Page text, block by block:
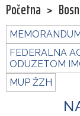
Početna >
MEMORANDUM
FEDERALNA
ODUZETOM
MUP ŽZH